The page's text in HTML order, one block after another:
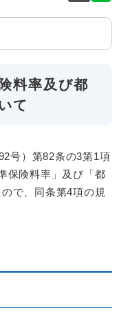
料率及び都
て
号）第82条の3第1項
保険料率」及び「都
で、同条第4項の規